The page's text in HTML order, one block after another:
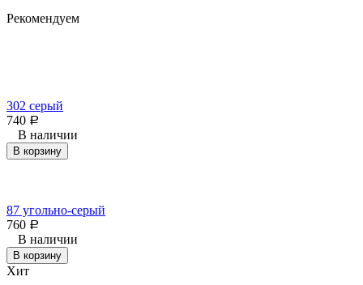
Рекомендуем
302 серый
740 Р
В наличии
В корзину
87 угольно-серый
760 Р
В наличии
В корзину
Хит